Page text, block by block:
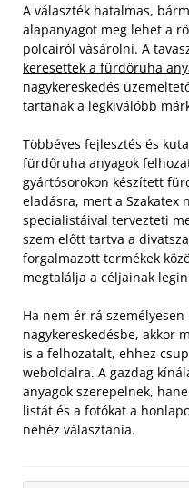
A választék hatalmas,
alapanyagot meg lehet a
polcairól vásárolni. A
keresettek a fürdőruha
nagykereskedés
tartanak a legkiválóbb
Többéves fejlesztés és
fürdőruha anyagok
gyártósorokon készített
eladásra, mert a Szakatex
specialistáival tervezteti
szem előtt tartva a
forgalmazott termékek
megtalálja a céljainak
Ha nem ér rá
nagykereskedésbe, akkor
is a felhozatalt, ehhez
weboldalra. A gazdag
anyagok szerepelnek,
listát és a fotókat a
nehéz választania.